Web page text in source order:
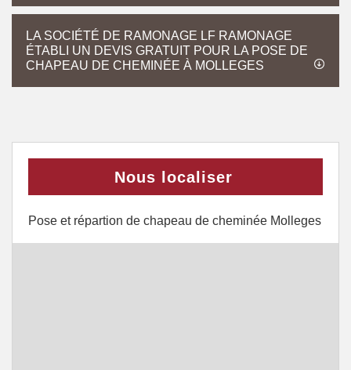
LA SOCIÉTÉ DE RAMONAGE LF RAMONAGE
ÉTABLI UN DEVIS GRATUIT POUR LA POSE DE
CHAPEAU DE CHEMINÉE À MOLLEGES
Nous localiser
Pose et répartion de chapeau de cheminée Molleges